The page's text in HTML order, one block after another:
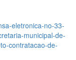
eletronica-no-33-
municipal-de-
contratacao-de-